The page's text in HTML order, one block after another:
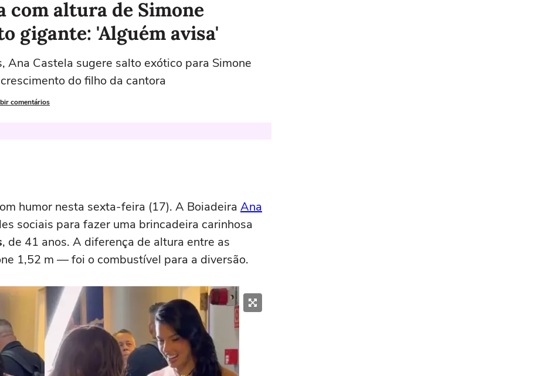
com altura de Simone
gigante: 'Alguém avisa'
Ana Castela sugere salto exótico para Simone
do filho da cantora
comentários
humor nesta sexta-feira (17). A Boiadeira Ana
sociais para fazer uma brincadeira carinhosa
, de 41 anos. A diferença de altura entre as
1,52 m — foi o combustível para a diversão.